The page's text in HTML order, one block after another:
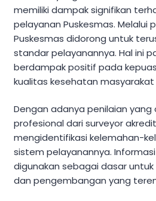
memiliki dampak signifikan
pelayanan Puskesmas. Melalui
Puskesmas didorong untuk
standar pelayanannya. Hal ini
berdampak positif pada
kualitas kesehatan masyarakat
Dengan adanya penilaian yang
profesional dari surveyor
mengidentifikasi kelemahan-
sistem pelayanannya.
digunakan sebagai dasar
dan pengembangan yang